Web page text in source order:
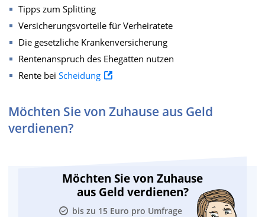
Tipps zum Splitting
Versicherungsvorteile für Verheiratete
Die gesetzliche Krankenversicherung
Rentenanspruch des Ehegatten nutzen
Rente bei Scheidung
Möchten Sie von Zuhause aus Geld
verdienen?
Möchten Sie von Zuhause
aus Geld verdienen?
bis zu 15 Euro pro Umfrage